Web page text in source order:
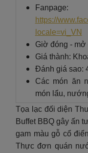
Fanpage:
https://
locale=vi_VN
Giờ đóng - mở
Giá thành:
Đánh giá sao:
Các món ăn
món lẩu,
Tọa lạc đối diện
Buffet BBQ gây ấn
gam màu gỗ cổ
Thực đơn quán